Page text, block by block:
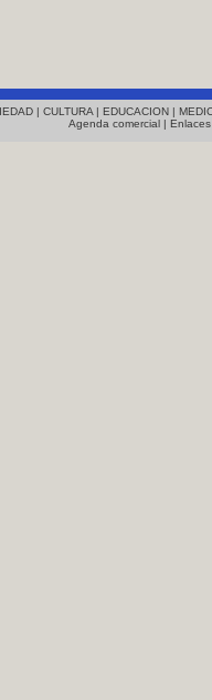
| CULTURA | EDUCACION |
Agenda comercial |Enlaces